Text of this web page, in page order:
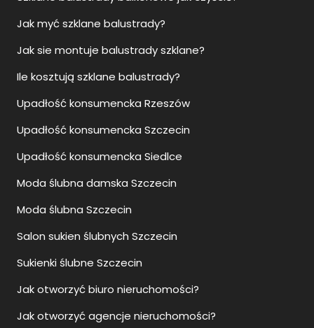
Jak myć szklane balustrady?
Jak sie montuje balustrady szklane?
Ile kosztują szklane balustrady?
Upadłość konsumencka Rzeszów
Upadłość konsumencka Szczecin
Upadłość konsumencka Siedlce
Moda ślubna damska Szczecin
Moda ślubna Szczecin
Salon sukien ślubnych Szczecin
Sukienki ślubne Szczecin
Jak otworzyć biuro nieruchomości?
Jak otworzyć agencje nieruchomości?